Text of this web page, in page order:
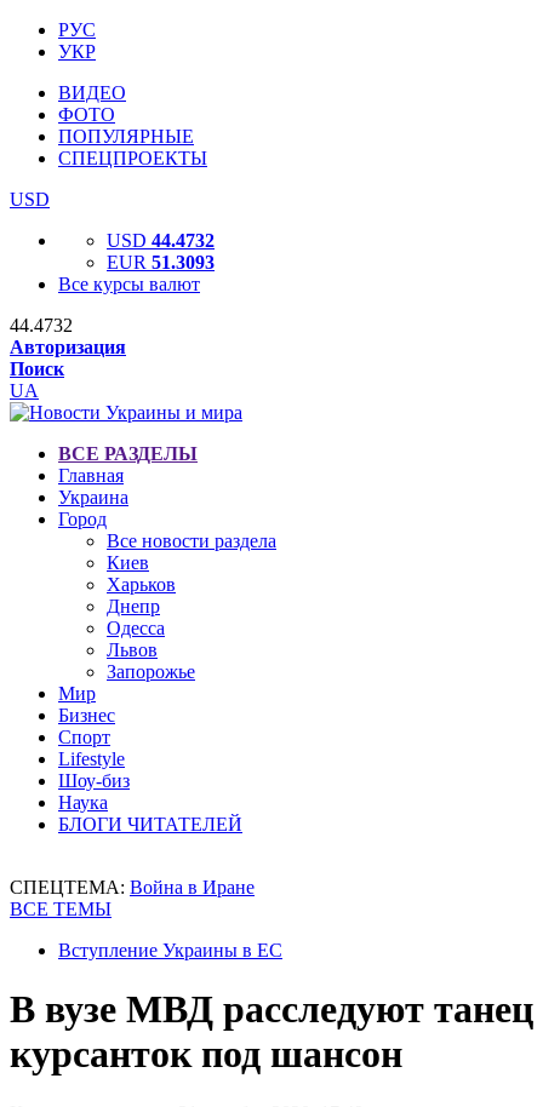
РУС
УКР
ВИДЕО
ФОТО
ПОПУЛЯРНЫЕ
СПЕЦПРОЕКТЫ
USD
USD 44.4732
EUR 51.3093
Все курсы валют
44.4732
Авторизация
Поиск
UA
ВСЕ РАЗДЕЛЫ
Главная
Украина
Город
Все новости раздела
Киев
Харьков
Днепр
Одесса
Львов
Запорожье
Мир
Бизнес
Спорт
Lifestyle
Шоу-биз
Наука
БЛОГИ ЧИТАТЕЛЕЙ
СПЕЦТЕМА: Война в Иране
ВСЕ ТЕМЫ
Вступление Украины в ЕС
В вузе МВД расследуют танец
курсанток под шансон